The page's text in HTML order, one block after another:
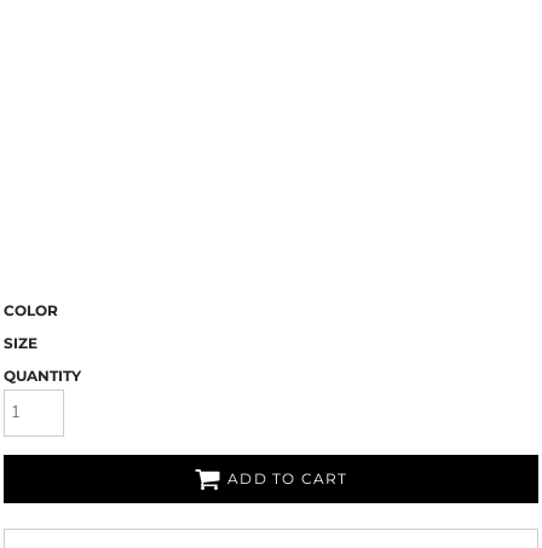
COLOR
SIZE
QUANTITY
ADD TO CART